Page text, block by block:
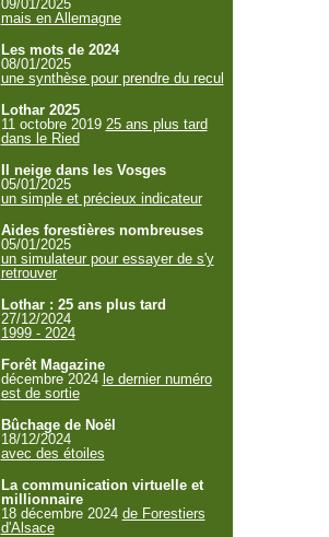
09/01/2025
mais en Allemagne
Les mots de 2024
08/01/2025
une synthèse pour prendre du recul
Lothar 2025
11 octobre 2019 25 ans plus tard
dans le Ried
Il neige dans les Vosges
05/01/2025
un simple et précieux indicateur
Aides forestières nombreuses
05/01/2025
un simulateur pour essayer de s'y
retrouver
Lothar : 25 ans plus tard
27/12/2024
1999 - 2024
Forêt Magazine
décembre 2024 le dernier numéro
est de sortie
Bûchage de Noël
18/12/2024
avec des étoiles
La communication virtuelle et
millionnaire
18 décembre 2024 de Forestiers
d'Alsace